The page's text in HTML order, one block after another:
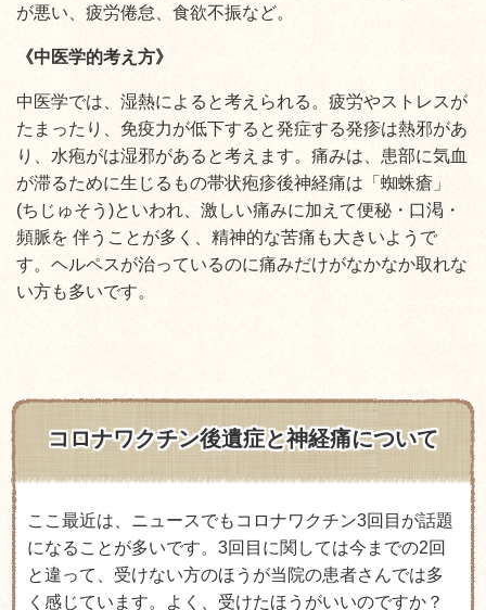
が悪い、 疲労倦怠、食欲不振など。
《中医学的考え方》
中医学では、湿熱によると考えられる。疲労やストレスが
たまったり、免疫力が低下すると発症する発疹は熱邪があ
り、水疱がは湿邪があると考えます。 痛みは、患部に気血
が滞るために生じるもの帯状疱疹後神経痛は「蜘蛛瘡」
(ちじゅそう)といわれ、 激しい痛みに加えて便秘・口渇・
頻脈を 伴うことが多く、 精神的な苦痛も大きいようで
す。 ヘルペスが治っているのに痛みだけがなかなか取れな
い方も多いです。
コロナワクチン後遺症と神経痛について
ここ最近は、ニュースでもコロナワクチン3回目が話題
になることが多いです。3回目に関しては今までの2回
と違って、受けない方のほうが当院の患者さんでは多
く感じています。よく、受けたほうがいいのですか？